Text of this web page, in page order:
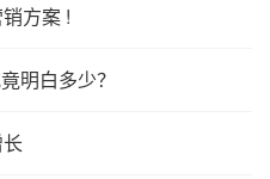
方案 !
明白多少？